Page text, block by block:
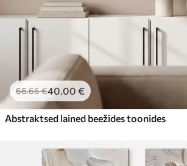
66.66€40.00 €
Abstraktsed lained beežides toonides